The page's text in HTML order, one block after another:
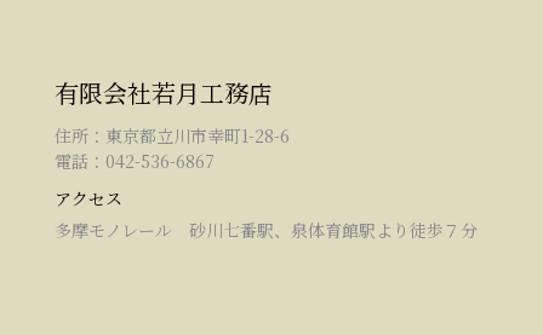
有限会社若月工務店
住所：東京都立川市幸町1-28-6
電話：042-536-6867
アクセス
多摩モノレール 砂川七番駅、泉体育館駅より徒歩７分